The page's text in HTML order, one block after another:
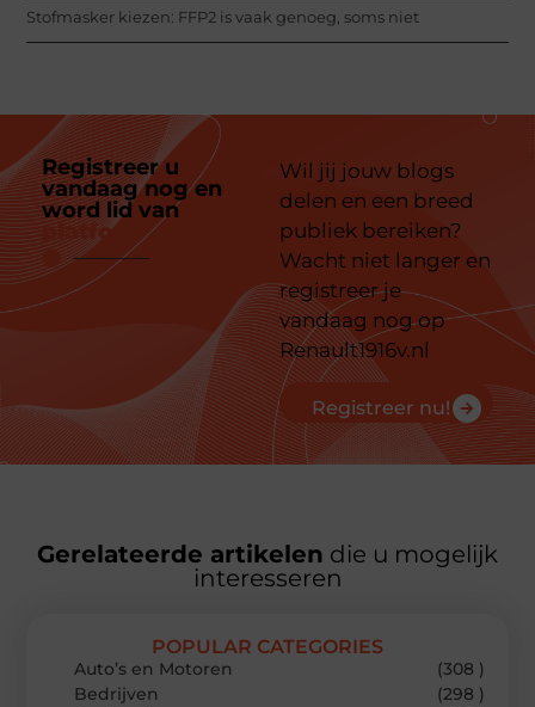
Stofmasker kiezen: FFP2 is vaak genoeg, soms niet
Registreer u
vandaag nog en
word lid van
platform
Wil jij jouw blogs
delen en een breed
publiek bereiken?
Wacht niet langer en
registreer je
vandaag nog op
Renault1916v.nl
Registreer nu!
Gerelateerde artikelen die u mogelijk
interesseren
POPULAR CATEGORIES
Auto’s en Motoren
(308 )
Bedrijven
(298 )